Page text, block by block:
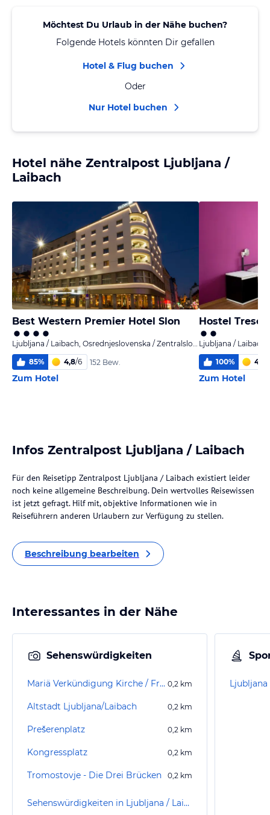
Möchtest Du Urlaub in der Nähe buchen?
Folgende Hotels könnten Dir gefallen
Hotel & Flug buchen
Oder
Nur Hotel buchen
Hotel nähe Zentralpost Ljubljana /
Laibach
Best Western Premier Hotel Slon
Ljubljana / Laibach, Osrednjeslovenska / Zentralslowenien
85% 4,8/6 152 Bew.
Zum Hotel
Hostel Tresor
100% 4,3
Zum Hotel
Infos Zentralpost Ljubljana / Laibach
Für den Reisetipp Zentralpost Ljubljana / Laibach existiert leider
noch keine allgemeine Beschreibung. Dein wertvolles Reisewissen
ist jetzt gefragt. Hilf mit, objektive Informationen wie in
Reiseführern anderen Urlaubern zur Verfügung zu stellen.
Beschreibung bearbeiten
Interessantes in der Nähe
Sehenswürdigkeiten
Mariä Verkündigung Kirche / Franziskanerkirche 0,2 km
Altstadt Ljubljana/Laibach 0,2 km
Prešerenplatz 0,2 km
Kongressplatz 0,2 km
Tromostovje - Die Drei Brücken 0,2 km
Sehenswürdigkeiten in Ljubljana / Laibach